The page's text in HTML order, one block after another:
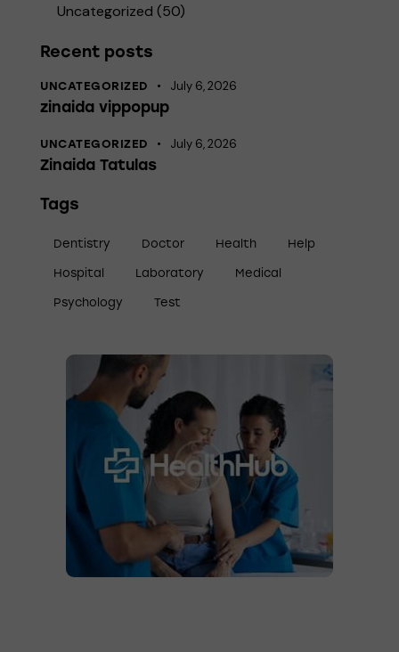
Uncategorized (50)
Recent posts
UNCATEGORIZED July 6, 2026
zinaida vippopup
UNCATEGORIZED July 6, 2026
Zinaida Tatulas
Tags
Dentistry Doctor Health Help
Hospital Laboratory Medical
Psychology Test